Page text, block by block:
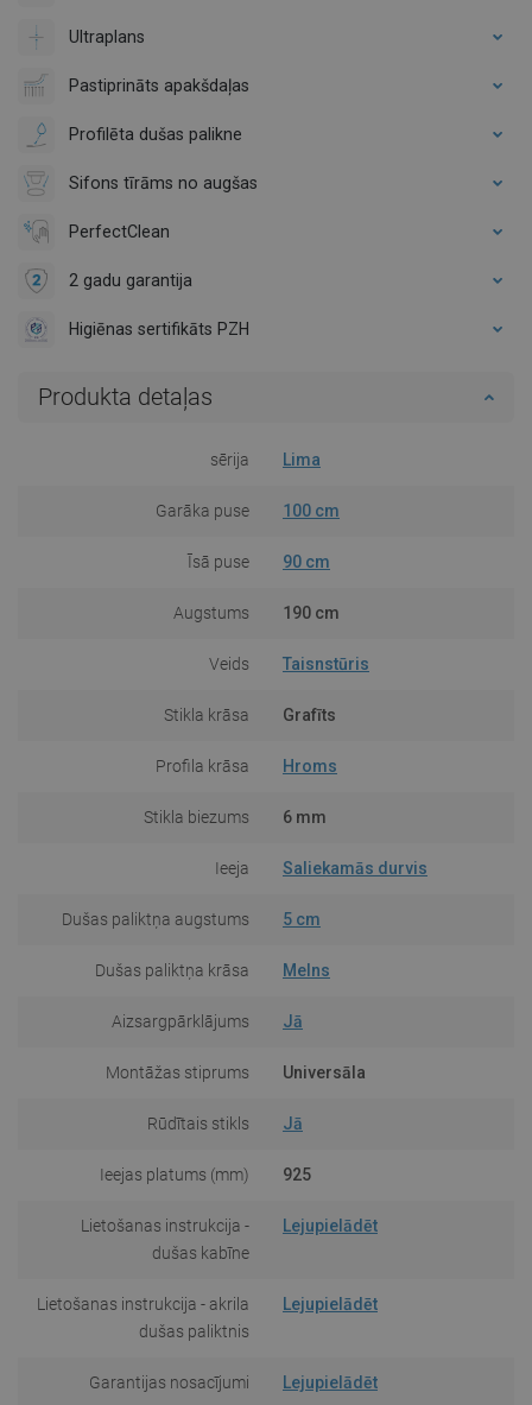
Ultraplans
Pastiprināts apakšdaļas
Profilēta dušas palikne
Sifons tīrāms no augšas
PerfectClean
2 gadu garantija
Higiēnas sertifikāts PZH
Produkta detaļas
sērija Lima
Garāka puse 100 cm
Īsā puse 90 cm
Augstums 190 cm
Veids Taisnstūris
Stikla krāsa Grafīts
Profila krāsa Hroms
Stikla biezums 6 mm
Ieeja Saliekamās durvis
Dušas paliktņa augstums 5 cm
Dušas paliktņa krāsa Melns
Aizsargpārklājums Jā
Montāžas stiprums Universāla
Rūdītais stikls Jā
Ieejas platums (mm) 925
Lietošanas instrukcija -
dušas kabīne
Lejupielādēt
Lietošanas instrukcija - akrila
dušas paliktnis
Lejupielādēt
Garantijas nosacījumi Lejupielādēt